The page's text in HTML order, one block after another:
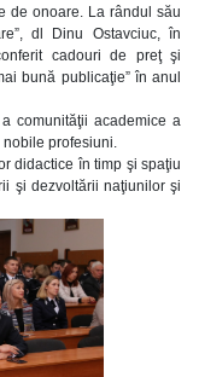
de onoare. La rândul său
dl Dinu Ostavciuc, în
cadouri de preţ şi
bună publicaţie” în anul
comunităţii academice a
profesiuni.
didactice în timp şi spaţiu
şi dezvoltării naţiunilor şi